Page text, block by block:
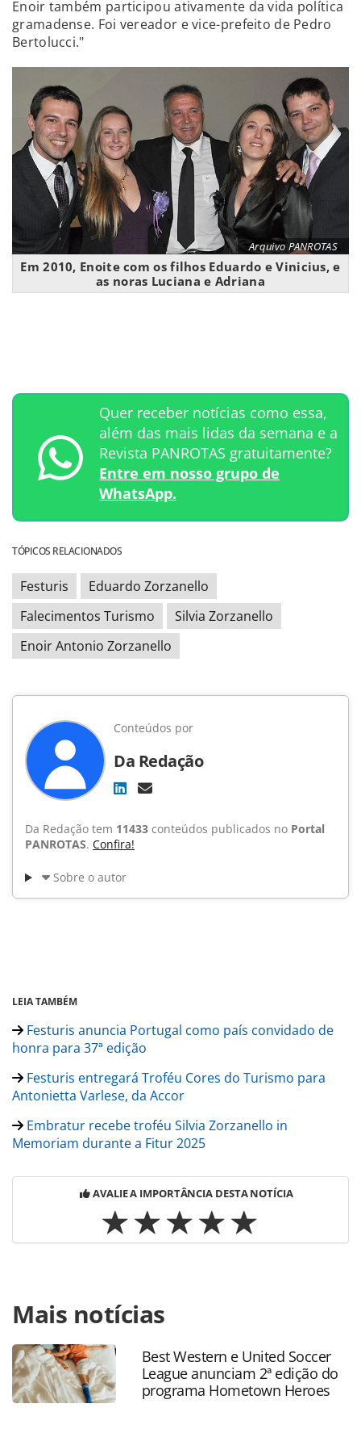
Enoir também participou ativamente da vida política
gramadense. Foi vereador e vice-prefeito de Pedro
Bertolucci."
Arquivo PANROTAS
Em 2010, Enoite com os filhos Eduardo e Vinicius, e
as noras Luciana e Adriana
Quer receber notícias como essa,
além das mais lidas da semana e a
Revista PANROTAS gratuitamente?
Entre em nosso grupo de
WhatsApp.
TÓPICOS RELACIONADOS
Festuris
Eduardo Zorzanello
Falecimentos Turismo
Silvia Zorzanello
Enoir Antonio Zorzanello
Conteúdos por
Da Redação
Da Redação tem 11433 conteúdos publicados no Portal
PANROTAS. Confira!
Sobre o autor
LEIA TAMBÉM
Festuris anuncia Portugal como país convidado de
honra para 37ª edição
Festuris entregará Troféu Cores do Turismo para
Antonietta Varlese, da Accor
Embratur recebe troféu Silvia Zorzanello in
Memoriam durante a Fitur 2025
AVALIE A IMPORTÂNCIA DESTA NOTÍCIA
https://www.panrotas.com.br/gente/memoria/2025/04/
enoir-zorzanello-pai-de-eduardo-e-vinicius-e-viuvo-de-
silvia-zorzanello_216098.html ou as ferramentas oferecidas
na página. Todo o conteúdo produzido pela PANROTAS
Editora é protegido pela legislação brasileira sobre direito
autoral. Não reproduza o conteúdo sem autorização da
Mais notícias
Best Western e United Soccer
League anunciam 2ª edição do
programa Hometown Heroes